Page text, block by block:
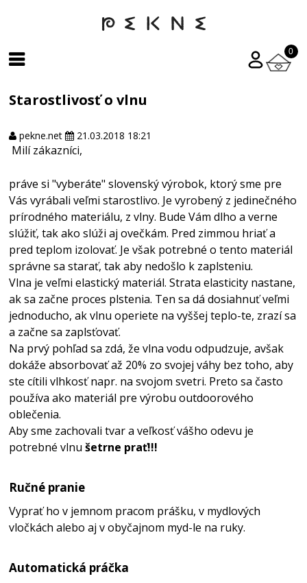
0
Starostlivosť o vlnu
pekne.net 21.03.2018 18:21
Milí zákazníci,
práve si "vyberáte" slovenský výrobok, ktorý sme pre
Vás vyrábali veľmi starostlivo. Je vyrobený z jedinečného
prírodného materiálu, z vlny. Bude Vám dlho a verne
slúžiť, tak ako slúži aj ovečkám. Pred zimmou hriať a
pred teplom izolovať. Je však potrebné o tento materiál
správne sa starať, tak aby nedošlo k zaplsteniu.
Vlna je veľmi elastický materiál. Strata elasticity nastane,
ak sa začne proces plstenia. Ten sa dá dosiahnuť veľmi
jednoducho, ak vlnu operiete na vyššej teplo-te, zrazí sa
a začne sa zaplsťovať.
Na prvý pohľad sa zdá, že vlna vodu odpudzuje, avšak
dokáže absorbovať až 20% zo svojej váhy bez toho, aby
ste cítili vlhkosť napr. na svojom svetri. Preto sa často
používa ako materiál pre výrobu outdoorového
oblečenia.
Aby sme zachovali tvar a veľkosť vášho odevu je
potrebné vlnušetrne prať!!!
Ručné pranie
Vyprať ho v jemnom pracom prášku, v mydlových
vločkách alebo aj v obyčajnom myd-le na ruky.
Automatická práčka